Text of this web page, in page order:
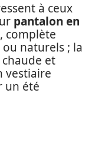
à ceux
pantalon en
complète
naturels ; la
et
vestiaire
un été